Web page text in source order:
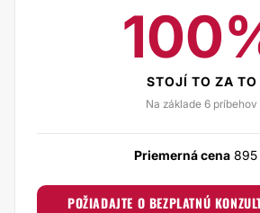
STOJÍ TO ZA TO
Na základe 6 príbehov
Priemerná cena 895
POŽIADAJTE O BEZPLATNÚ